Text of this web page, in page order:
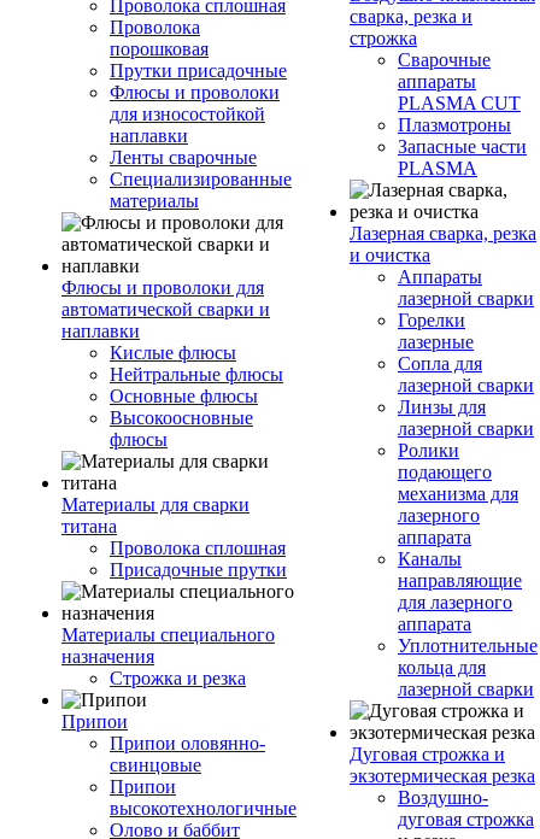
Проволока сплошная
Проволока
порошковая
Прутки присадочные
Флюсы и проволоки
для износостойкой
наплавки
Ленты сварочные
Специализированные
материалы
Флюсы и проволоки для
автоматической сварки и
наплавки
Кислые флюсы
Нейтральные флюсы
Основные флюсы
Высокоосновные
флюсы
Материалы для сварки
титана
Проволока сплошная
Присадочные прутки
Материалы специального
назначения
Строжка и резка
Припои
Припои оловянно-
свинцовые
Припои
высокотехнологичные
Олово и баббит
сварка, резка и
строжка
Сварочные
аппараты
PLASMA CUT
Плазмотроны
Запасные части
PLASMA
Лазерная сварка, резка
и очистка
Аппараты
лазерной сварки
Горелки
лазерные
Сопла для
лазерной сварки
Линзы для
лазерной сварки
Ролики
подающего
механизма для
лазерного
аппарата
Каналы
направляющие
для лазерного
аппарата
Уплотнительные
кольца для
лазерной сварки
Дуговая строжка и
экзотермическая резка
Воздушно-
дуговая строжка